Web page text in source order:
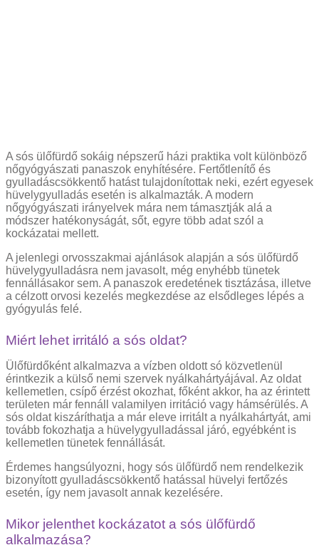
A sós ülőfürdő sokáig népszerű házi praktika volt különböző
nőgyógyászati panaszok enyhítésére. Fertőtlenítő és
gyulladáscsökkentő hatást tulajdonítottak neki, ezért egyesek
hüvelygyulladás esetén is alkalmazták. A modern
nőgyógyászati irányelvek mára nem támasztják alá a
módszer hatékonyságát, sőt, egyre több adat szól a
kockázatai mellett.
A jelenlegi orvosszakmai ajánlások alapján a sós ülőfürdő
hüvelygyulladásra nem javasolt, még enyhébb tünetek
fennállásakor sem. A panaszok eredetének tisztázása, illetve
a célzott orvosi kezelés megkezdése az elsődleges lépés a
gyógyulás felé.
Miért lehet irritáló a sós oldat?
Ülőfürdőként alkalmazva a vízben oldott só közvetlenül
érintkezik a külső nemi szervek nyálkahártyájával. Az oldat
kellemetlen, csípő érzést okozhat, főként akkor, ha az érintett
területen már fennáll valamilyen irritáció vagy hámsérülés. A
sós oldat kiszáríthatja a már eleve irritált a nyálkahártyát, ami
tovább fokozhatja a hüvelygyulladással járó, egyébként is
kellemetlen tünetek fennállását.
Érdemes hangsúlyozni, hogy sós ülőfürdő nem rendelkezik
bizonyított gyulladáscsökkentő hatással hüvelyi fertőzés
esetén, így nem javasolt annak kezelésére.
Mikor jelenthet kockázatot a sós ülőfürdő
alkalmazása?